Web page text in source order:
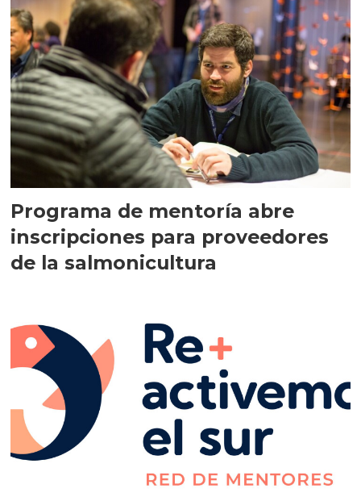
Programa de mentoría abre
inscripciones para proveedores
de la salmonicultura